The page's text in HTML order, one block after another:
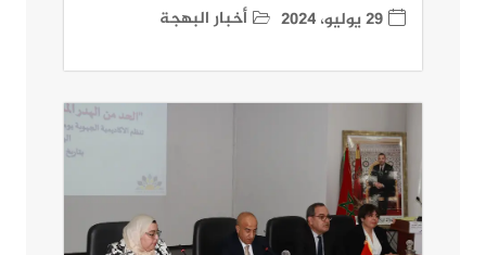
29 يوليو، 2024 أخبار البهجة